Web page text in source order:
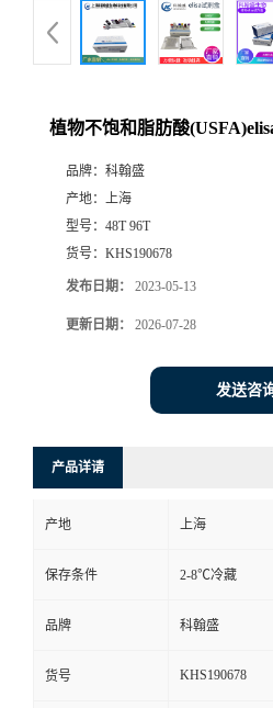
植物不饱和脂肪酸
品牌： 科翰盛
产地： 上海
型号： 48T 96T
货号： KHS190678
发布日期： 2023-05-13
更新日期： 2026-07-28
发送咨
产品详请
产地 上海
保存条件 2-8℃冷藏
品牌 科翰盛
货号 KHS190678